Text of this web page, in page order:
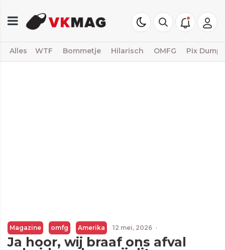
Alles WTF Bommetje Hilarisch OMFG Pix Dump
Magazine omfg Amerika 12 mei, 2026 ·
Ja hoor, wij braaf ons afval